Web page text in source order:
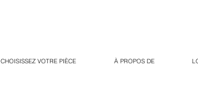
CHOISISSEZ VOTRE PIÈCE À PROPOS DE